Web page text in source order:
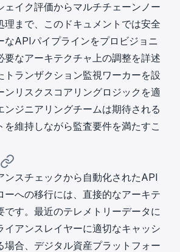
ェイク評価からマルチチェーンノー
理まで、このドキュメントでは安全
なAPIパイプラインをプロビジョニ
要なアーキテクチャ上の調整を詳述
トランザクション監視ワーカーを設
ンリスクスコアリングロジックを適
ンジニアリングチームは期待される
を維持しながら監査要件を満たすこ
ンスチェックから自動化されたAPI
ーへの移行には、直接的なアーキテ
です。最近のテレメトリーデータに
イアンスレイヤーに適切なキャッシ
場合、デジタル資産プラットフォー